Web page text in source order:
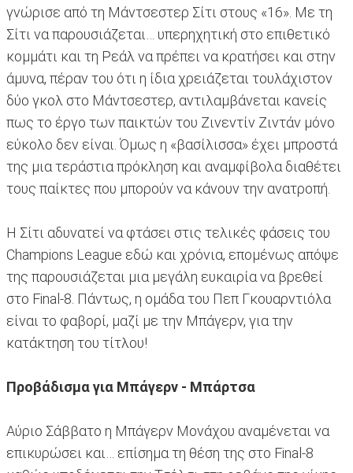
γνώρισε από τη Μάντσεστερ Σίτι στους «16». Με τη
Σίτι να παρουσιάζεται… υπερηχητική στο επιθετικό
κομμάτι και τη Ρεάλ να πρέπει να κρατήσει και στην
άμυνα, πέραν του ότι η ίδια χρειάζεται τουλάχιστον
δύο γκολ στο Μάντσεστερ, αντιλαμβάνεται κανείς
πως το έργο των παικτών του Ζινεντίν Ζιντάν μόνο
εύκολο δεν είναι. Όμως η «βασίλισσα» έχει μπροστά
της μια τεράστια πρόκληση και αναμφίβολα διαθέτει
τους παίκτες που μπορούν να κάνουν την ανατροπή.
Η Σίτι αδυνατεί να φτάσει στις τελικές φάσεις του
Champions League εδώ και χρόνια, επομένως απόψε
της παρουσιάζεται μια μεγάλη ευκαιρία να βρεθεί
στο Final-8. Πάντως, η ομάδα του Πεπ Γκουαρντιόλα
είναι το φαβορί, μαζί με την Μπάγερν, για την
κατάκτηση του τίτλου!
Προβάδισμα για Μπάγερν - Μπάρτσα
Αύριο Σάββατο η Μπάγερν Μονάχου αναμένεται να
επικυρώσει και… επίσημα τη θέση της στο Final-8